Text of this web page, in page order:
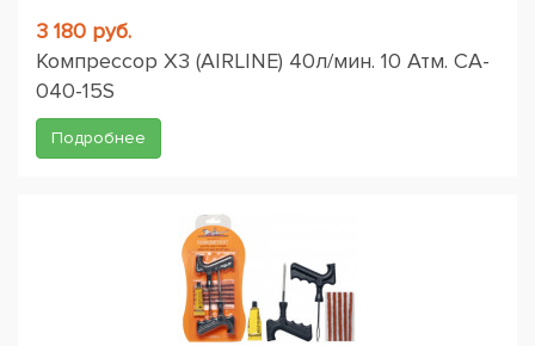
3 180 руб.
Компрессор X3 (AIRLINE) 40л/мин. 10 Атм. CA-
040-15S
Подробнее